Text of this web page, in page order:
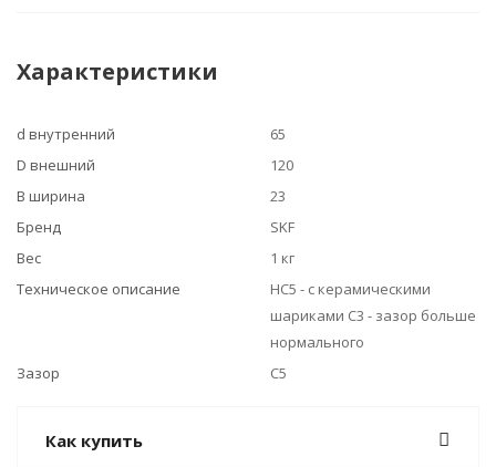
Характеристики
d внутренний
65
D внешний
120
B ширина
23
Бренд
SKF
Вес
1 кг
Техническое описание
HC5 - с керамическими
шариками C3 - зазор больше
нормального
Зазор
C5
Как купить